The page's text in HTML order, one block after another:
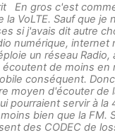
En gros c'est
la VoLTE. Sauf que
si j'avais dit autre
numérique, internet
un réseau
de moins en
conséquent.
moyen d'écouter de
pourraient servir à la
bien que la FM.
des CODEC de